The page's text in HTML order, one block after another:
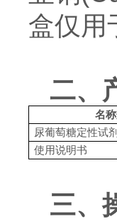
盒仅用
二、
名
尿葡萄糖定性试剂
使用说明书
三、